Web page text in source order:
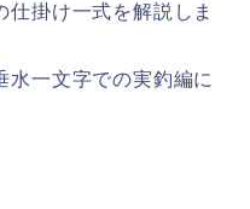
掛け一式を解説しま
水一文字での実釣編に